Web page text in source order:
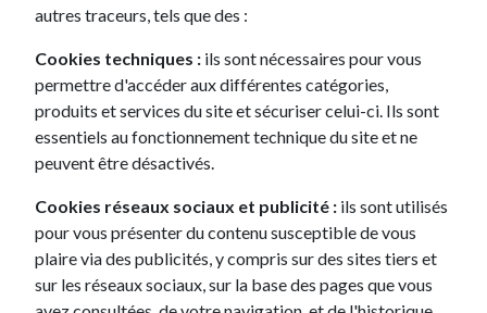
autres traceurs, tels que des :
Cookies techniques : ils sont nécessaires pour vous
permettre d'accéder aux différentes catégories,
produits et services du site et sécuriser celui-ci. Ils sont
essentiels au fonctionnement technique du site et ne
peuvent être désactivés.
Cookies réseaux sociaux et publicité : ils sont utilisés
pour vous présenter du contenu susceptible de vous
plaire via des publicités, y compris sur des sites tiers et
sur les réseaux sociaux, sur la base des pages que vous
Le leasing sans apport préserve votre épargne !
voiture de votre choix, sans impacter votre épargne,
ce qui est très intéressant, notamment si vous avez
d’autres projets personnels.